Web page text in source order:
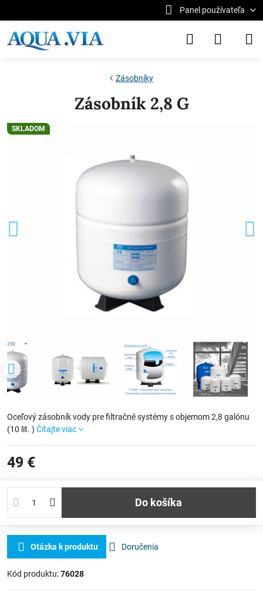
Panel používateľa
SKLADOM
Zásobníky
Zásobník 2,8 G
Oceľový zásobník vody pre filtračné systémy s objemom 2,8 galónu
(10 lit. ) Čítajte viac
49 €
Do košíka
Otázka k produktu Doručenia
Kód produktu:76028